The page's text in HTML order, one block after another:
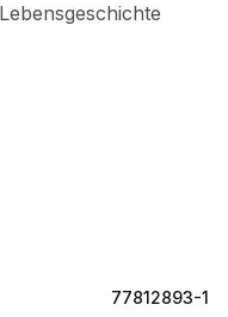
77812893-1